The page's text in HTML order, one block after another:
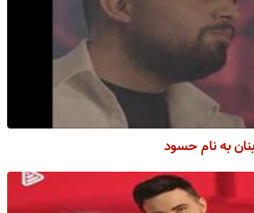
به نام حسود